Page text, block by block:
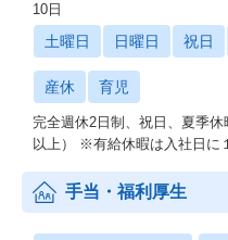
10日
土曜日 日曜日 祝日
産休 育児
完全週休2日制、祝日、夏季
以上） ※有給休暇は入社日に
手当・福利厚生